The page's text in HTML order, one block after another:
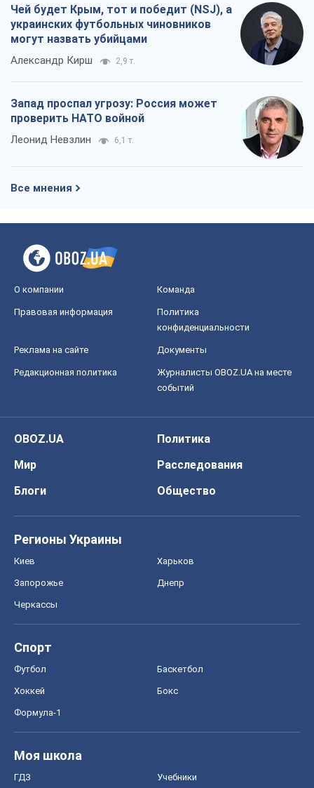
Чей будет Крым, тот и победит (NSJ), а
украинских футбольных чиновников
могут назвать убийцами
Александр Кирш 2,9 т.
Запад проспал угрозу: Россия может
проверить НАТО войной
Леонид Невзлин 6,1 т.
Все мнения
О компании Команда
Правовая информация
Политика
конфиденциальности
Реклама на сайте Документы
Редакционная политика
Журналисты OBOZ.UA на месте
событий
OBOZ.UA
Политика
Мир
Расследования
Блоги
Общество
Регионы Украины
Киев Харьков
Запорожье Днепр
Черкассы
Спорт
Футбол Баскетбол
Хоккей Бокс
Формула-1
Моя школа
ГДЗ Учебники